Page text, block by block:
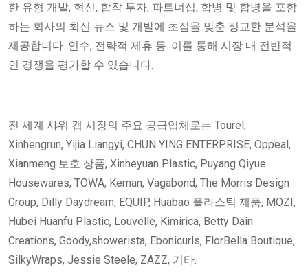
한 유형 개발, 혁신, 합작 투자, 파트너십, 합병 및 합병을 포함
하는 회사의 최신 뉴스 및 개발에 초점을 맞춘 정교한 분석을
제공합니다. 인수, 전략적 제휴 등. 이를 통해 시장 내 전반적
인 경쟁을 평가할 수 있습니다.
전 세계 샤워 캡 시장의 주요 공급업체로는 Tourel,
Xinhengrun, Yijia Liangyi, CHUN YING ENTERPRISE, Oppeal,
Xianmeng 보호 상품, Xinheyuan Plastic, Puyang Qiyue
Housewares, TOWA, Keman, Vagabond, The Morris Design
Group, Dilly Daydream, EQUIP, Huabao 플라스틱 제품, MOZI,
Hubei Huanfu Plastic, Louvelle, Kimirica, Betty Dain
Creations, Goody,showerista, Ebonicurls, FlorBella Boutique,
SilkyWraps, Jessie Steele, ZAZZ, 기타.